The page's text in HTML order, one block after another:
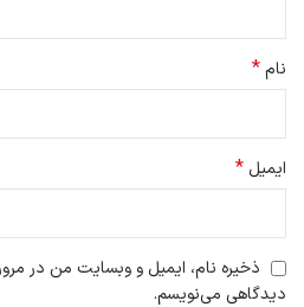
آنتن بیسیم
به آنتن برنجی معمولی دارد و می تواند
نام*
ایمیل *
ذخیره نام، ایمیل و وبسایت من در
دیدگاهی می‌نویسم.